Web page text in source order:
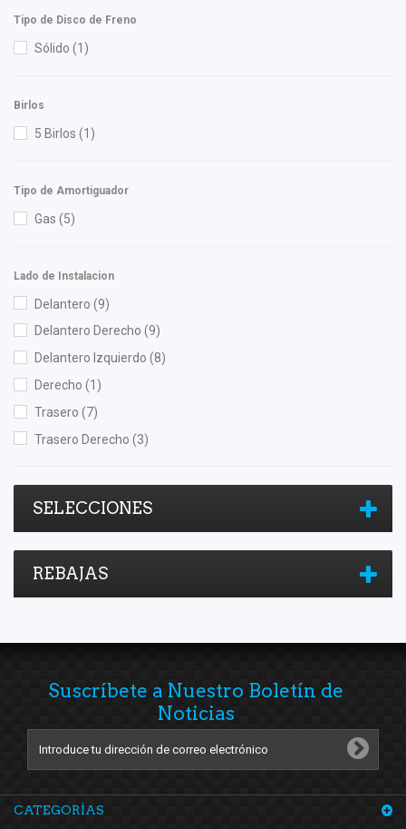
Pontic(1)
Purolator
RUVILLE (1)
Tipo de Disco de Freno
Sólido (1)
Birlos
5 Birlos (1)
Tipo de Amortiguador
Gas (5)
Lado de Instalacion
Delantero (9)
Delantero Derecho (9)
Delantero Izquierdo (8)
Derecho (1)
Trasero (7)
Trasero Derecho (3)
SELECCIONES
REBAJAS
Suscríbete a Nuestro Boletín de
Noticias
CATEGORÍAS